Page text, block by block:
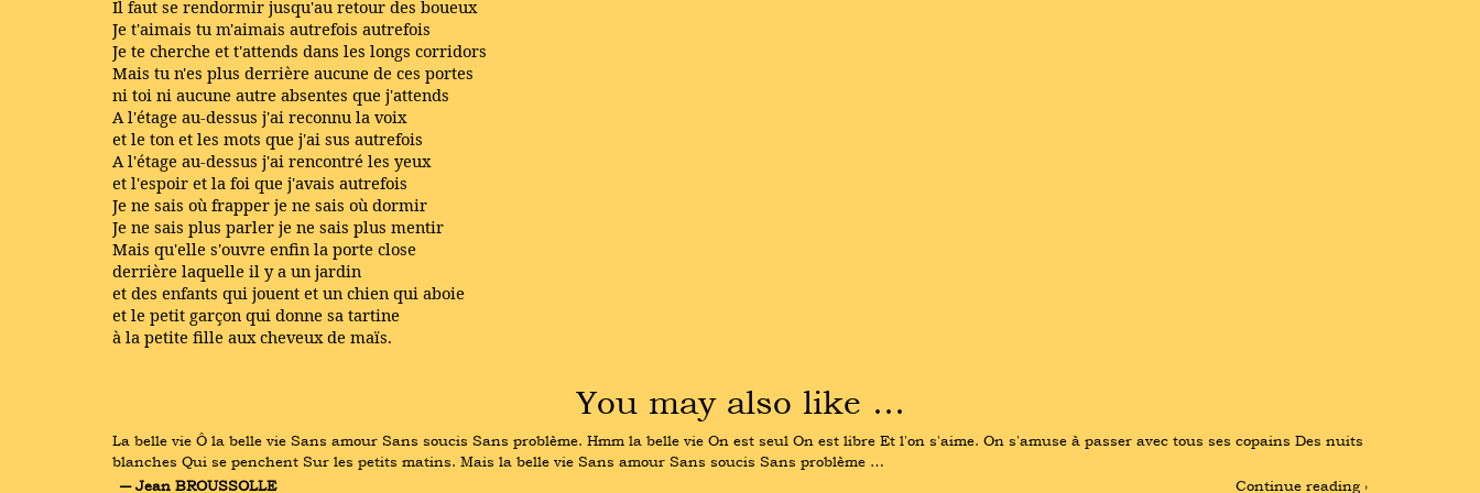
Il faut se rendormir jusqu'au retour des boueux
Je t'aimais tu m'aimais autrefois autrefois
Je te cherche et t'attends dans les longs corridors
Mais tu n'es plus derrière aucune de ces portes
ni toi ni aucune autre absentes que j'attends
A l'étage au-dessus j'ai reconnu la voix
et le ton et les mots que j'ai sus autrefois
A l'étage au-dessus j'ai rencontré les yeux
et l'espoir et la foi que j'avais autrefois
Je ne sais où frapper je ne sais où dormir
Je ne sais plus parler je ne sais plus mentir
Mais qu'elle s'ouvre enfin la porte close
derrière laquelle il y a un jardin
et des enfants qui jouent et un chien qui aboie
et le petit garçon qui donne sa tartine
à la petite fille aux cheveux de maïs.
You may also like …
La belle vie Ô la belle vie Sans amour Sans soucis Sans problème. Hmm la belle vie On est seul On est libre Et l'on s'aime. On s'amuse à passer avec tous ses copains Des nuits
blanches Qui se penchent Sur les petits matins. Mais la belle vie Sans amour Sans soucis Sans problème …
― Jean BROUSSOLLE
Continue reading ›